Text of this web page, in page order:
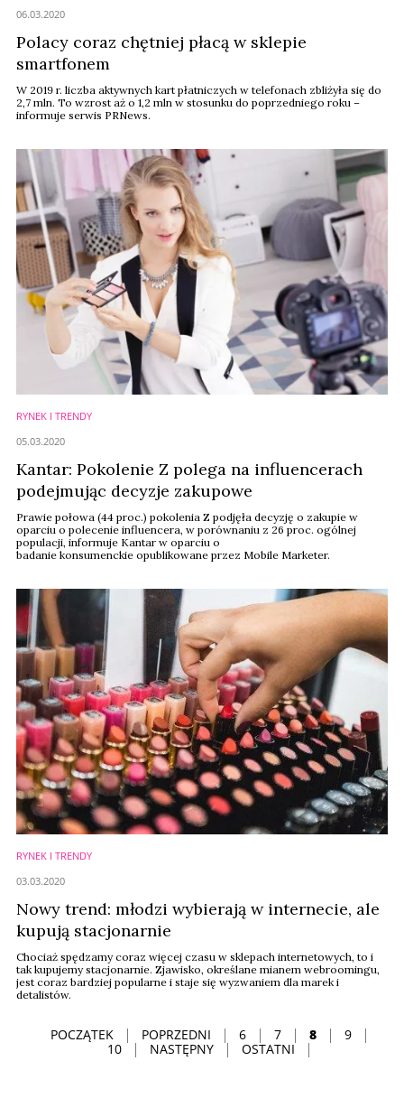
Polacy coraz chętniej płacą w sklepie
smartfonem
W 2019 r. liczba aktywnych kart płatniczych w telefonach zbliżyła się do
2,7 mln. To wzrost aż o 1,2 mln w stosunku do poprzedniego roku –
informuje serwis PRNews.
06.03.2020
RYNEK I TRENDY
Kantar: Pokolenie Z polega na influencerach
podejmując decyzje zakupowe
Prawie połowa (44 proc.) pokolenia Z podjęła decyzję o zakupie w
oparciu o polecenie influencera, w porównaniu z 26 proc. ogólnej
populacji, informuje Kantar w oparciu o
badanie konsumenckie opublikowane przez Mobile Marketer.
05.03.2020
RYNEK I TRENDY
Nowy trend: młodzi wybierają w internecie, ale
kupują stacjonarnie
Chociaż spędzamy coraz więcej czasu w sklepach internetowych, to i
tak kupujemy stacjonarnie. Zjawisko, określane mianem webroomingu,
jest coraz bardziej popularne i staje się wyzwaniem dla marek i
detalistów.
03.03.2020
POCZĄTEK POPRZEDNI 6 7 8
9
10
NASTĘPNY OSTATNI